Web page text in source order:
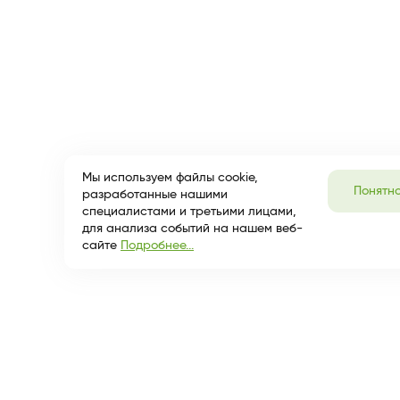
Мы используем файлы cookie,
разработанные нашими
специалистами и третьими лицами,
для анализа событий на нашем веб-
сайте Подробнее...